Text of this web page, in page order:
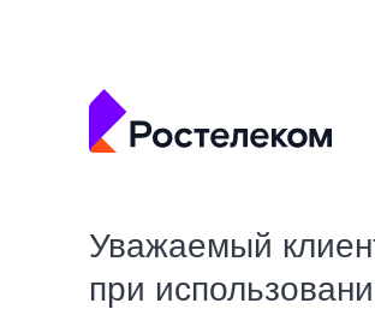
Уважаемый
при